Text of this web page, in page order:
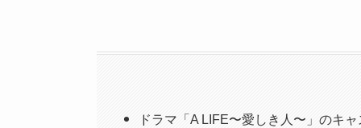
ドラマ「A LIFE〜愛しき人〜」のキ